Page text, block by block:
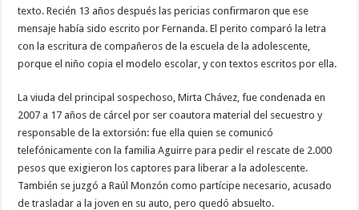
texto. Recién 13 años después las pericias confirmaron que ese
mensaje había sido escrito por Fernanda. El perito comparó la letra
con la escritura de compañeros de la escuela de la adolescente,
porque el niño copia el modelo escolar, y con textos escritos por ella.
La viuda del principal sospechoso, Mirta Chávez, fue condenada en
2007 a 17 años de cárcel por ser coautora material del secuestro y
responsable de la extorsión: fue ella quien se comunicó
telefónicamente con la familia Aguirre para pedir el rescate de 2.000
pesos que exigieron los captores para liberar a la adolescente.
También se juzgó a Raúl Monzón como partícipe necesario, acusado
de trasladar a la joven en su auto, pero quedó absuelto.